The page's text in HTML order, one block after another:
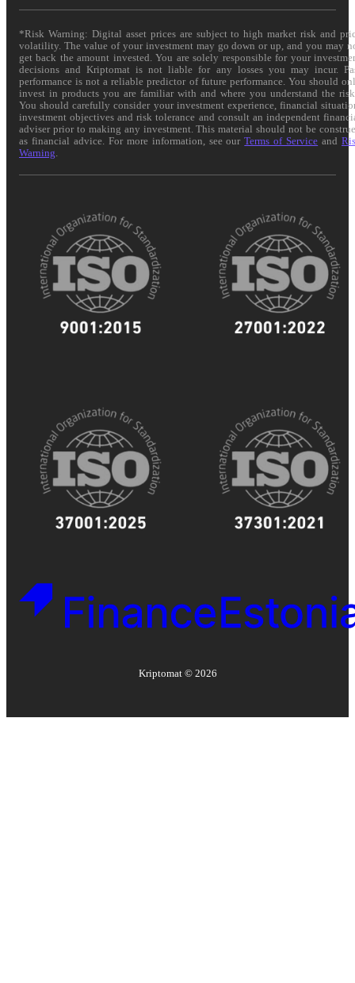
*Risk Warning: Digital asset prices are subject to high market risk and
volatility. The value of your investment may go down or up, and you may
get back the amount invested. You are solely responsible for your
decisions and Kriptomat is not liable for any losses you may incur.
performance is not a reliable predictor of future performance. You should
invest in products you are familiar with and where you understand the
You should carefully consider your investment experience, financial
investment objectives and risk tolerance and consult an independent
adviser prior to making any investment. This material should not be
as financial advice. For more information, see ourTerms of Service and
Warning
Kriptomat © 2026